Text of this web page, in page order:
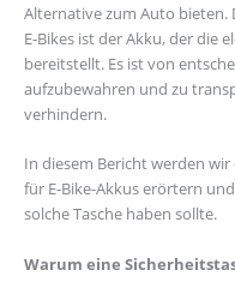
Alternative zum Auto bieten.
E-Bikes ist der Akku, der die
bereitstellt. Es ist von
aufzubewahren und zu
verhindern.
In diesem Bericht werden
für E-Bike-Akkus erörtern
solche Tasche haben sollte.
Warum eine